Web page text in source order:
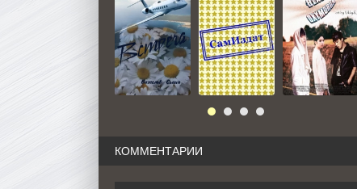
КОММЕНТАРИИ